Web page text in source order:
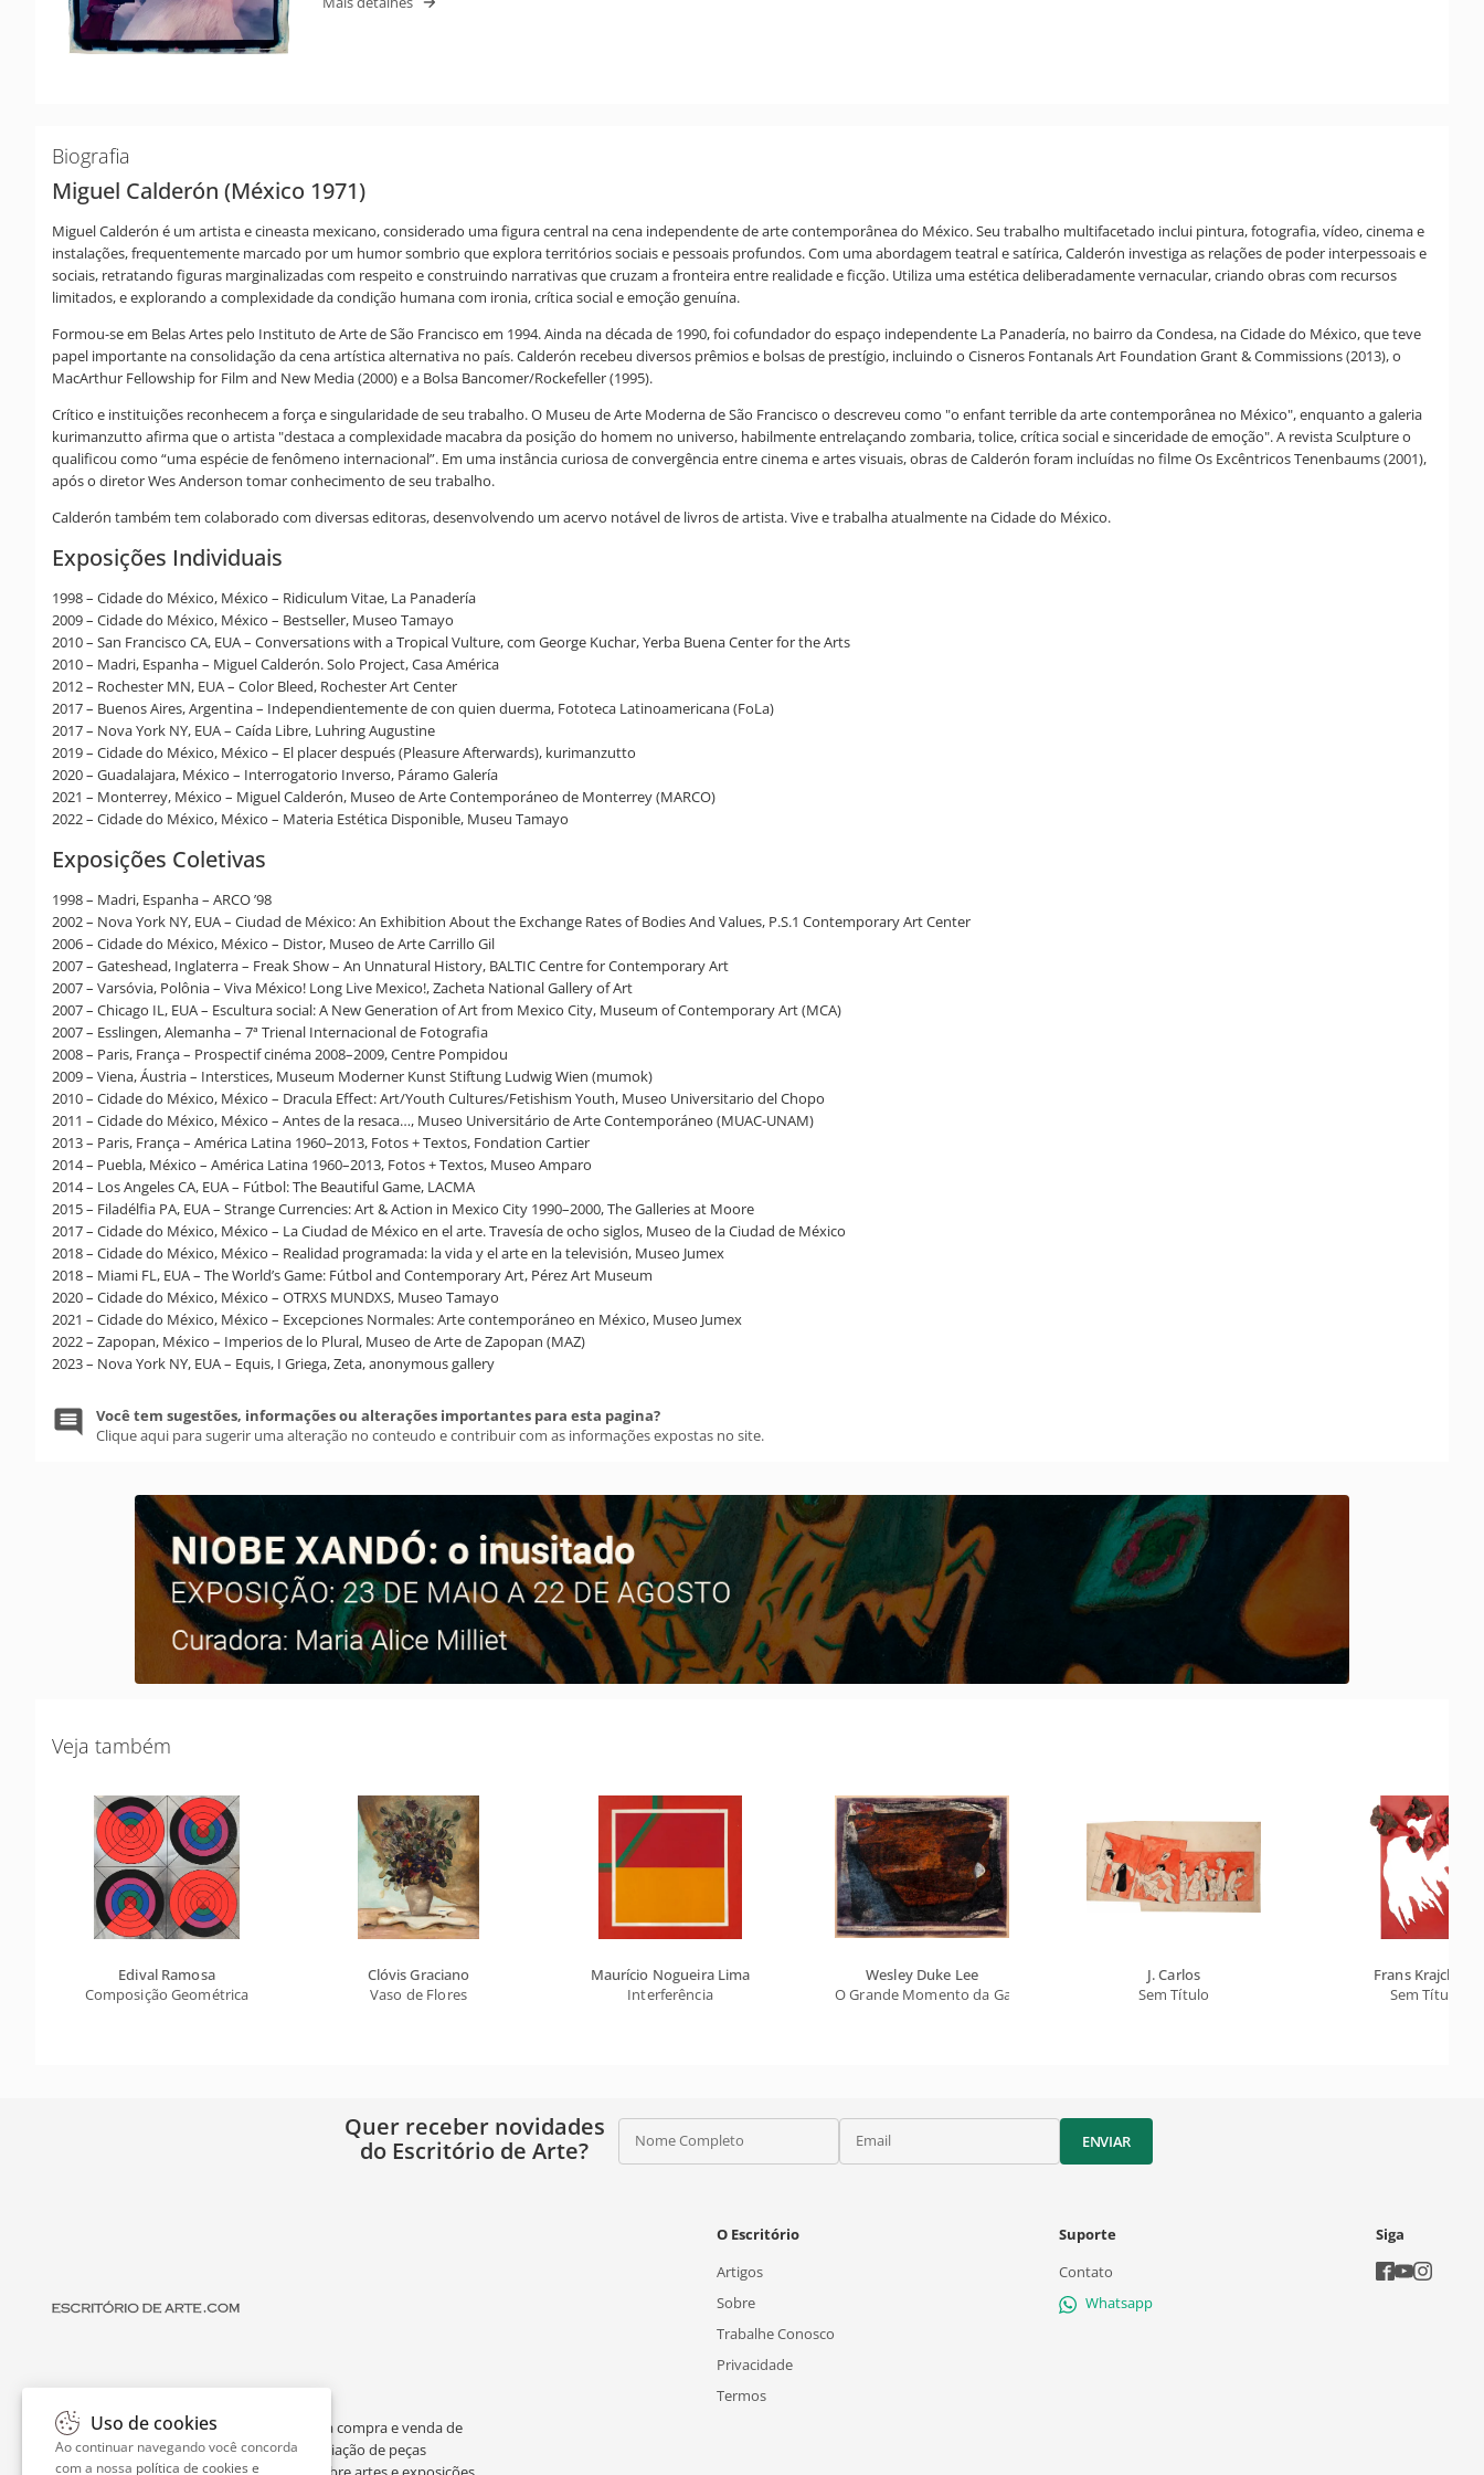
Biografia
Miguel Calderón (México 1971)
Miguel Calderón é um artista e cineasta mexicano, considerado uma figura central na cena independente de arte contemporânea do México. Seu trabalho multifacetado inclui pintura, fotografia, vídeo, cinema e
instalações, frequentemente marcado por um humor sombrio que explora territórios sociais e pessoais profundos. Com uma abordagem teatral e satírica, Calderón investiga as relações de poder interpessoais e
sociais, retratando figuras marginalizadas com respeito e construindo narrativas que cruzam a fronteira entre realidade e ficção. Utiliza uma estética deliberadamente vernacular, criando obras com recursos
limitados, e explorando a complexidade da condição humana com ironia, crítica social e emoção genuína.
Formou-se em Belas Artes pelo Instituto de Arte de São Francisco em 1994. Ainda na década de 1990, foi cofundador do espaço independente La Panadería, no bairro da Condesa, na Cidade do México, que teve
papel importante na consolidação da cena artística alternativa no país. Calderón recebeu diversos prêmios e bolsas de prestígio, incluindo o Cisneros Fontanals Art Foundation Grant & Commissions (2013), o
MacArthur Fellowship for Film and New Media (2000) e a Bolsa Bancomer/Rockefeller (1995).
Crítico e instituições reconhecem a força e singularidade de seu trabalho. O Museu de Arte Moderna de São Francisco o descreveu como "o enfant terrible da arte contemporânea no México", enquanto a galeria
kurimanzutto afirma que o artista "destaca a complexidade macabra da posição do homem no universo, habilmente entrelaçando zombaria, tolice, crítica social e sinceridade de emoção". A revista Sculpture o
qualificou como “uma espécie de fenômeno internacional”. Em uma instância curiosa de convergência entre cinema e artes visuais, obras de Calderón foram incluídas no filme Os Excêntricos Tenenbaums (2001),
após o diretor Wes Anderson tomar conhecimento de seu trabalho.
Calderón também tem colaborado com diversas editoras, desenvolvendo um acervo notável de livros de artista. Vive e trabalha atualmente na Cidade do México.
Exposições Individuais
1998 – Cidade do México, México – Ridiculum Vitae, La Panadería
2009 – Cidade do México, México – Bestseller, Museo Tamayo
2010 – San Francisco CA, EUA – Conversations with a Tropical Vulture, com George Kuchar, Yerba Buena Center for the Arts
2010 – Madri, Espanha – Miguel Calderón. Solo Project, Casa América
2012 – Rochester MN, EUA – Color Bleed, Rochester Art Center
2017 – Buenos Aires, Argentina – Independientemente de con quien duerma, Fototeca Latinoamericana (FoLa)
2017 – Nova York NY, EUA – Caída Libre, Luhring Augustine
2019 – Cidade do México, México – El placer después (Pleasure Afterwards), kurimanzutto
2020 – Guadalajara, México – Interrogatorio Inverso, Páramo Galería
2021 – Monterrey, México – Miguel Calderón, Museo de Arte Contemporáneo de Monterrey (MARCO)
2022 – Cidade do México, México – Materia Estética Disponible, Museu Tamayo
Exposições Coletivas
1998 – Madri, Espanha – ARCO ’98
2002 – Nova York NY, EUA – Ciudad de México: An Exhibition About the Exchange Rates of Bodies And Values, P.S.1 Contemporary Art Center
2006 – Cidade do México, México – Distor, Museo de Arte Carrillo Gil
2007 – Gateshead, Inglaterra – Freak Show – An Unnatural History, BALTIC Centre for Contemporary Art
2007 – Varsóvia, Polônia – Viva México! Long Live Mexico!, Zacheta National Gallery of Art
2007 – Chicago IL, EUA – Escultura social: A New Generation of Art from Mexico City, Museum of Contemporary Art (MCA)
2007 – Esslingen, Alemanha – 7ª Trienal Internacional de Fotografia
2008 – Paris, França – Prospectif cinéma 2008–2009, Centre Pompidou
2009 – Viena, Áustria – Interstices, Museum Moderner Kunst Stiftung Ludwig Wien (mumok)
2010 – Cidade do México, México – Dracula Effect: Art/Youth Cultures/Fetishism Youth, Museo Universitario del Chopo
2011 – Cidade do México, México – Antes de la resaca…, Museo Universitário de Arte Contemporáneo (MUAC-UNAM)
2013 – Paris, França – América Latina 1960–2013, Fotos + Textos, Fondation Cartier
2014 – Puebla, México – América Latina 1960–2013, Fotos + Textos, Museo Amparo
2014 – Los Angeles CA, EUA – Fútbol: The Beautiful Game, LACMA
2015 – Filadélfia PA, EUA – Strange Currencies: Art & Action in Mexico City 1990–2000, The Galleries at Moore
2017 – Cidade do México, México – La Ciudad de México en el arte. Travesía de ocho siglos, Museo de la Ciudad de México
2018 – Cidade do México, México – Realidad programada: la vida y el arte en la televisión, Museo Jumex
2018 – Miami FL, EUA – The World’s Game: Fútbol and Contemporary Art, Pérez Art Museum
2020 – Cidade do México, México – OTRXS MUNDXS, Museo Tamayo
2021 – Cidade do México, México – Excepciones Normales: Arte contemporáneo en México, Museo Jumex
2022 – Zapopan, México – Imperios de lo Plural, Museo de Arte de Zapopan (MAZ)
2023 – Nova York NY, EUA – Equis, I Griega, Zeta, anonymous gallery
Você tem sugestões, informações ou alterações importantes para esta pagina?
Clique aqui para sugerir uma alteração no conteudo e contribuir com as informações expostas no site.
Veja também
Edival Ramosa
Composição Geométrica
Clóvis Graciano
Vaso de Flores
Maurício Nogueira Lima
Interferência
Wesley Duke Lee
O Grande Momento da Galinha
J. Carlos
Sem Título
Frans Krajcberg
Sem Título
Quer receber novidades
do Escritório de Arte?
Nome Completo Email ENVIAR
O Escritório de Arte é um portal dedicado à compra e venda de
obras de arte de artistas consagrados, avaliação de peças
O Escritório
Artigos
Sobre
Trabalhe Conosco
Privacidade
Termos
Suporte
Contato
Whatsapp
Siga
Uso de cookies
Ao continuar navegando você concorda
com a nossa política de cookies e